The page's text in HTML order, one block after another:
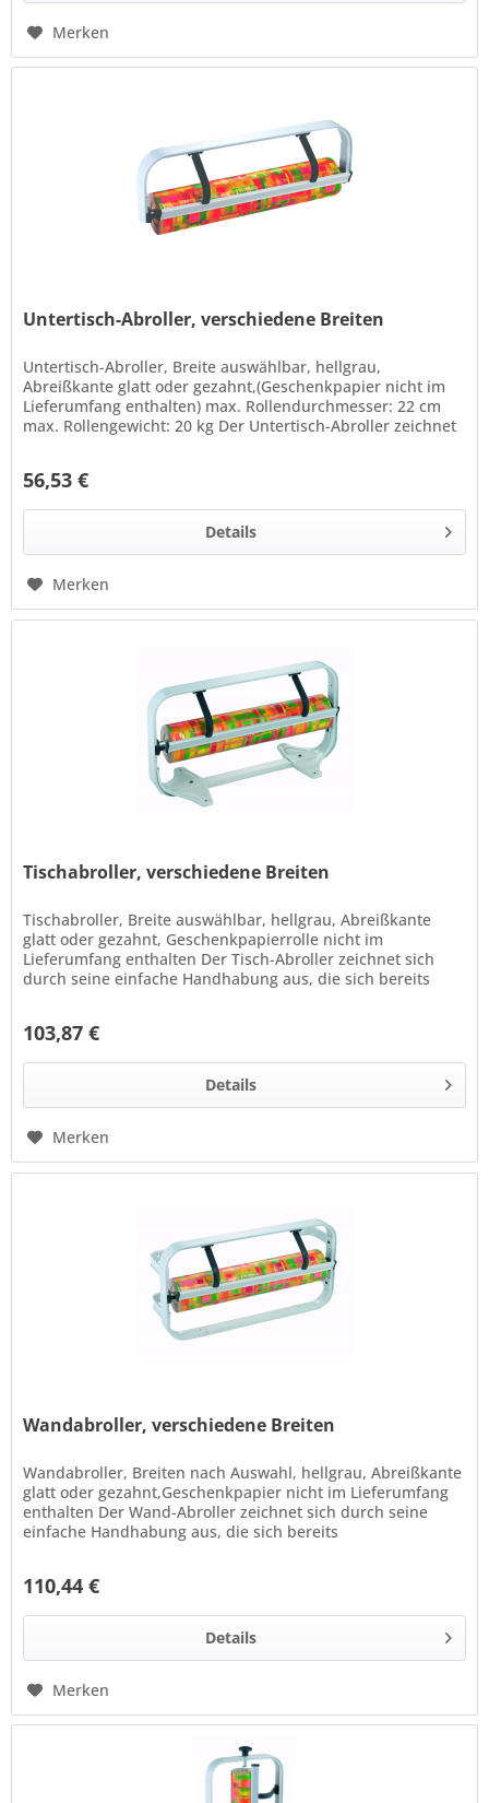
Merken
Untertisch-Abroller, verschiedene Breiten
Untertisch-Abroller, Breite auswählbar, hellgrau,
Abreißkante glatt oder gezahnt,(Geschenkpapier nicht im
Lieferumfang enthalten) max. Rollendurchmesser: 22 cm
max. Rollengewicht: 20 kg Der Untertisch-Abroller zeichnet
56,53 €
Details
Merken
Tischabroller, verschiedene Breiten
Tischabroller, Breite auswählbar, hellgrau, Abreißkante
glatt oder gezahnt, Geschenkpapierrolle nicht im
Lieferumfang enthalten Der Tisch-Abroller zeichnet sich
durch seine einfache Handhabung aus, die sich bereits
103,87 €
Details
Merken
Wandabroller, verschiedene Breiten
Wandabroller, Breiten nach Auswahl, hellgrau, Abreißkante
glatt oder gezahnt,Geschenkpapier nicht im Lieferumfang
enthalten Der Wand-Abroller zeichnet sich durch seine
einfache Handhabung aus, die sich bereits
110,44 €
Details
Merken